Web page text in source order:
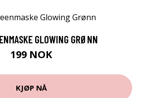
GLOWING GRØNN
199 NOK
KJØP NÅ